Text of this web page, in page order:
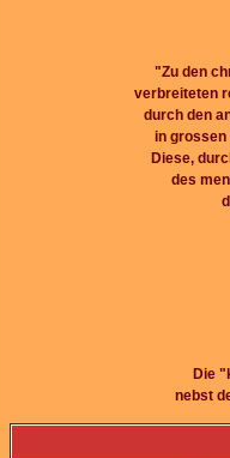
"Zu den
verbreiteten
durch den
in
Diese,
des
Die
nebst